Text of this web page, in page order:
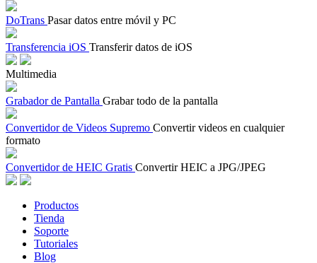
DoTrans Pasar datos entre móvil y PC
Transferencia iOS Transferir datos de iOS
Multimedia
Grabador de Pantalla Grabar todo de la pantalla
Convertidor de Videos Supremo Convertir videos en cualquier
formato
Convertidor de HEIC Gratis Convertir HEIC a JPG/JPEG
Productos
Tienda
Soporte
Tutoriales
Blog